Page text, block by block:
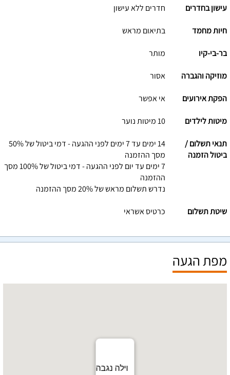
עישון בחדרים חדרים ללא עישון
חיות מחמד בתיאום מראש
בר-בי-קיו מותר
מוזיקה והגברה אסור
הפקת אירועים אי אפשר
מיטות לילדים 10 מיטות נוער
תנאי תשלום /
ביטול הזמנה
14 ימים עד 7 ימים לפני ההגעה - דמי ביטול של 50%
מסך ההזמנה
7 ימים עד יום לפני ההגעה - דמי ביטול של 100% מסך
ההזמנה
נדרש תשלום מראש של 20% מסך ההזמנה
שיטת תשלום כרטיס אשראי
מפת הגעה
וילה נגבה